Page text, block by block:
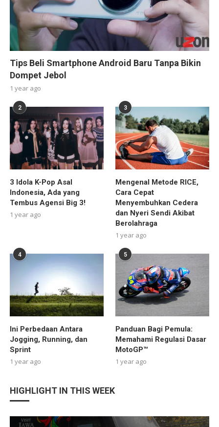
Tips Beli Smartphone Android Baru Tanpa Bikin
Dompet Jebol
1 year ago
2
3 Idola K-Pop Asal
Indonesia, Ada yang
Tembus Agensi Big 3!
1 year ago
3
Mengenal Metode RICE,
Cara Cepat
Menyembuhkan Cedera
dan Nyeri Sendi Akibat
Berolahraga
1 year ago
4
Ini Perbedaan Antara
Jogging, Running, dan
Sprint
1 year ago
5
Panduan Bagi Pemula:
Memahami Regulasi Dasar
MotoGP™
1 year ago
HIGHLIGHT IN THIS WEEK